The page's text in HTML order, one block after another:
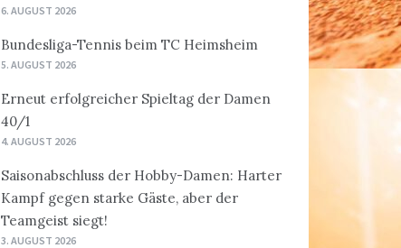
6. AUGUST 2026
Bundesliga-Tennis beim TC Heimsheim
5. AUGUST 2026
Erneut erfolgreicher Spieltag der Damen
40/1
4. AUGUST 2026
Saisonabschluss der Hobby-Damen: Harter
Kampf gegen starke Gäste, aber der
Teamgeist siegt!
3. AUGUST 2026